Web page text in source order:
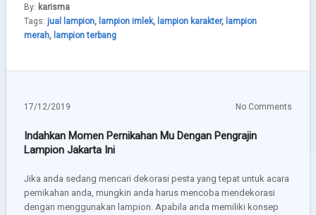
By: karisma
Tags: jual lampion, lampion imlek, lampion karakter, lampion
merah, lampion terbang
17/12/2019 No Comments
Indahkan Momen Pernikahan Mu Dengan Pengrajin
Lampion Jakarta Ini
Jika anda sedang mencari dekorasi pesta yang tepat untuk acara
pernikahan anda, mungkin anda harus mencoba mendekorasi
dengan menggunakan lampion. Apabila anda memiliki konsep